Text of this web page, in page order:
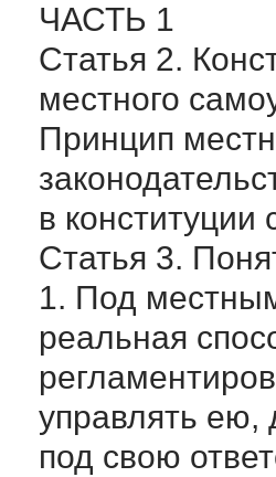
ЧАСТЬ 1
Статья 2.
местного
Принцип
в конституции
Статья 3.
1. Под
реальная
управлять ею,
под свою